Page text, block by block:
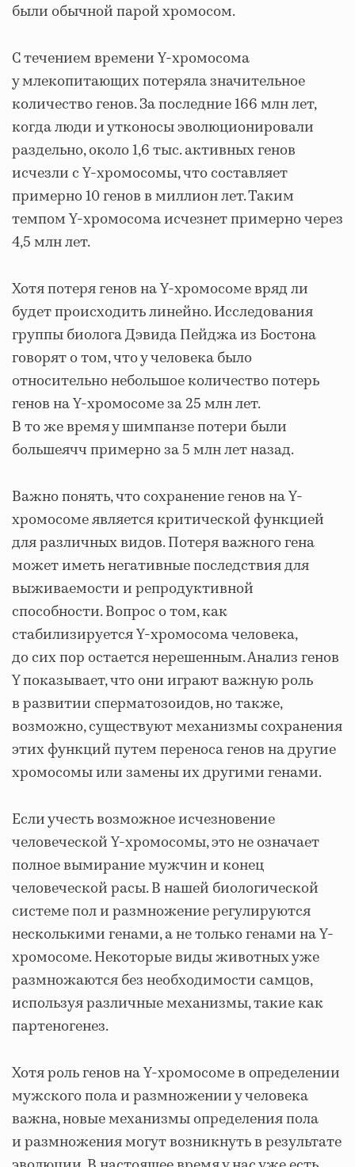
были обычной парой хромосом.
С течением времени Y-хромосома
у млекопитающих потеряла значительное
количество генов. За последние 166 млн лет,
когда люди и утконосы эволюционировали
раздельно, около 1,6 тыс. активных генов
исчезли с Y-хромосомы, что составляет
примерно 10 генов в миллион лет. Таким
темпом Y-хромосома исчезнет примерно через
4,5 млн лет.
Хотя потеря генов на Y-хромосоме вряд ли
будет происходить линейно. Исследования
группы биолога Дэвида Пейджа из Бостона
говорят о том, что у человека было
относительно небольшое количество потерь
генов на Y-хромосоме за 25 млн лет.
В то же время у шимпанзе потери были
большеячч примерно за 5 млн лет назад.
Важно понять, что сохранение генов на Y-
хромосоме является критической функцией
для различных видов. Потеря важного гена
может иметь негативные последствия для
выживаемости и репродуктивной
способности. Вопрос о том, как
стабилизируется Y-хромосома человека,
до сих пор остается нерешенным. Анализ генов
Y показывает, что они играют важную роль
в развитии сперматозоидов, но также,
возможно, существуют механизмы сохранения
этих функций путем переноса генов на другие
хромосомы или замены их другими генами.
Если учесть возможное исчезновение
человеческой Y-хромосомы, это не означает
полное вымирание мужчин и конец
человеческой расы. В нашей биологической
системе пол и размножение регулируются
несколькими генами, а не только генами на Y-
хромосоме. Некоторые виды животных уже
размножаются без необходимости самцов,
используя различные механизмы, такие как
партеногенез.
Хотя роль генов на Y-хромосоме в определении
мужского пола и размножении у человека
важна, новые механизмы определения пола
и размножения могут возникнуть в результате